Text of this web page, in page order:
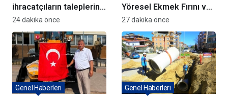
ihracatçıların taleplerini
Bakan Yardımcısı Ağar’a
aktardı
24 dakika önce
Yöresel Ekmek Fırını ve
yatırımlar açıldı
27 dakika önce
Genel Haberleri Genel Haberleri